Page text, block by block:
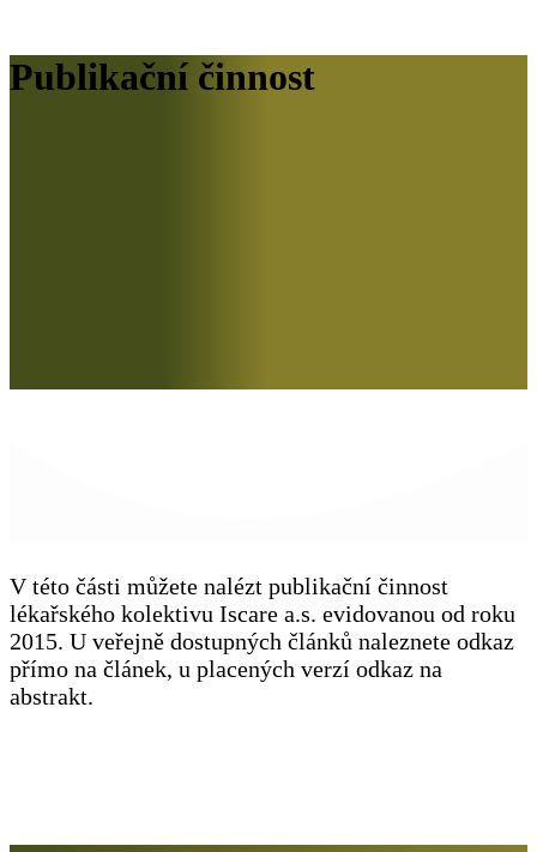
Publikační činnost
V této části můžete nalézt publikační činnost
lékařského kolektivu Iscare a.s. evidovanou od roku
2015. U veřejně dostupných článků naleznete odkaz
přímo na článek, u placených verzí odkaz na
abstrakt.